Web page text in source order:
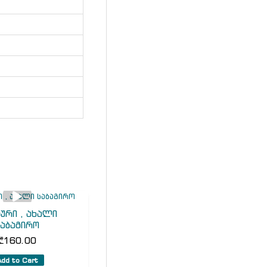
, ახალი
160.00
to Cart